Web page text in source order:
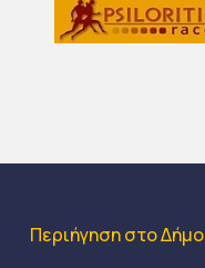
Περιήγηση στο Δήμο